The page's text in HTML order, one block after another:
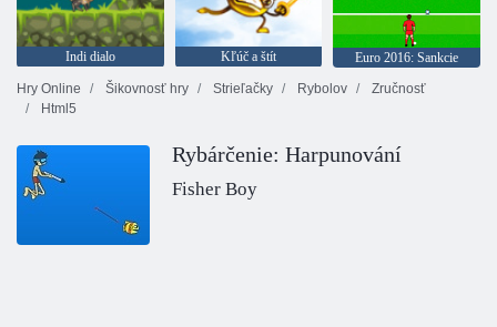
Indi dialo Kľúč a štít
Euro 2016: Sankcie
Hry Online
Šikovnosť hry Strieľačky Rybolov
Zručnosť
Html5
Rybárčenie: Harpunování
Fisher Boy